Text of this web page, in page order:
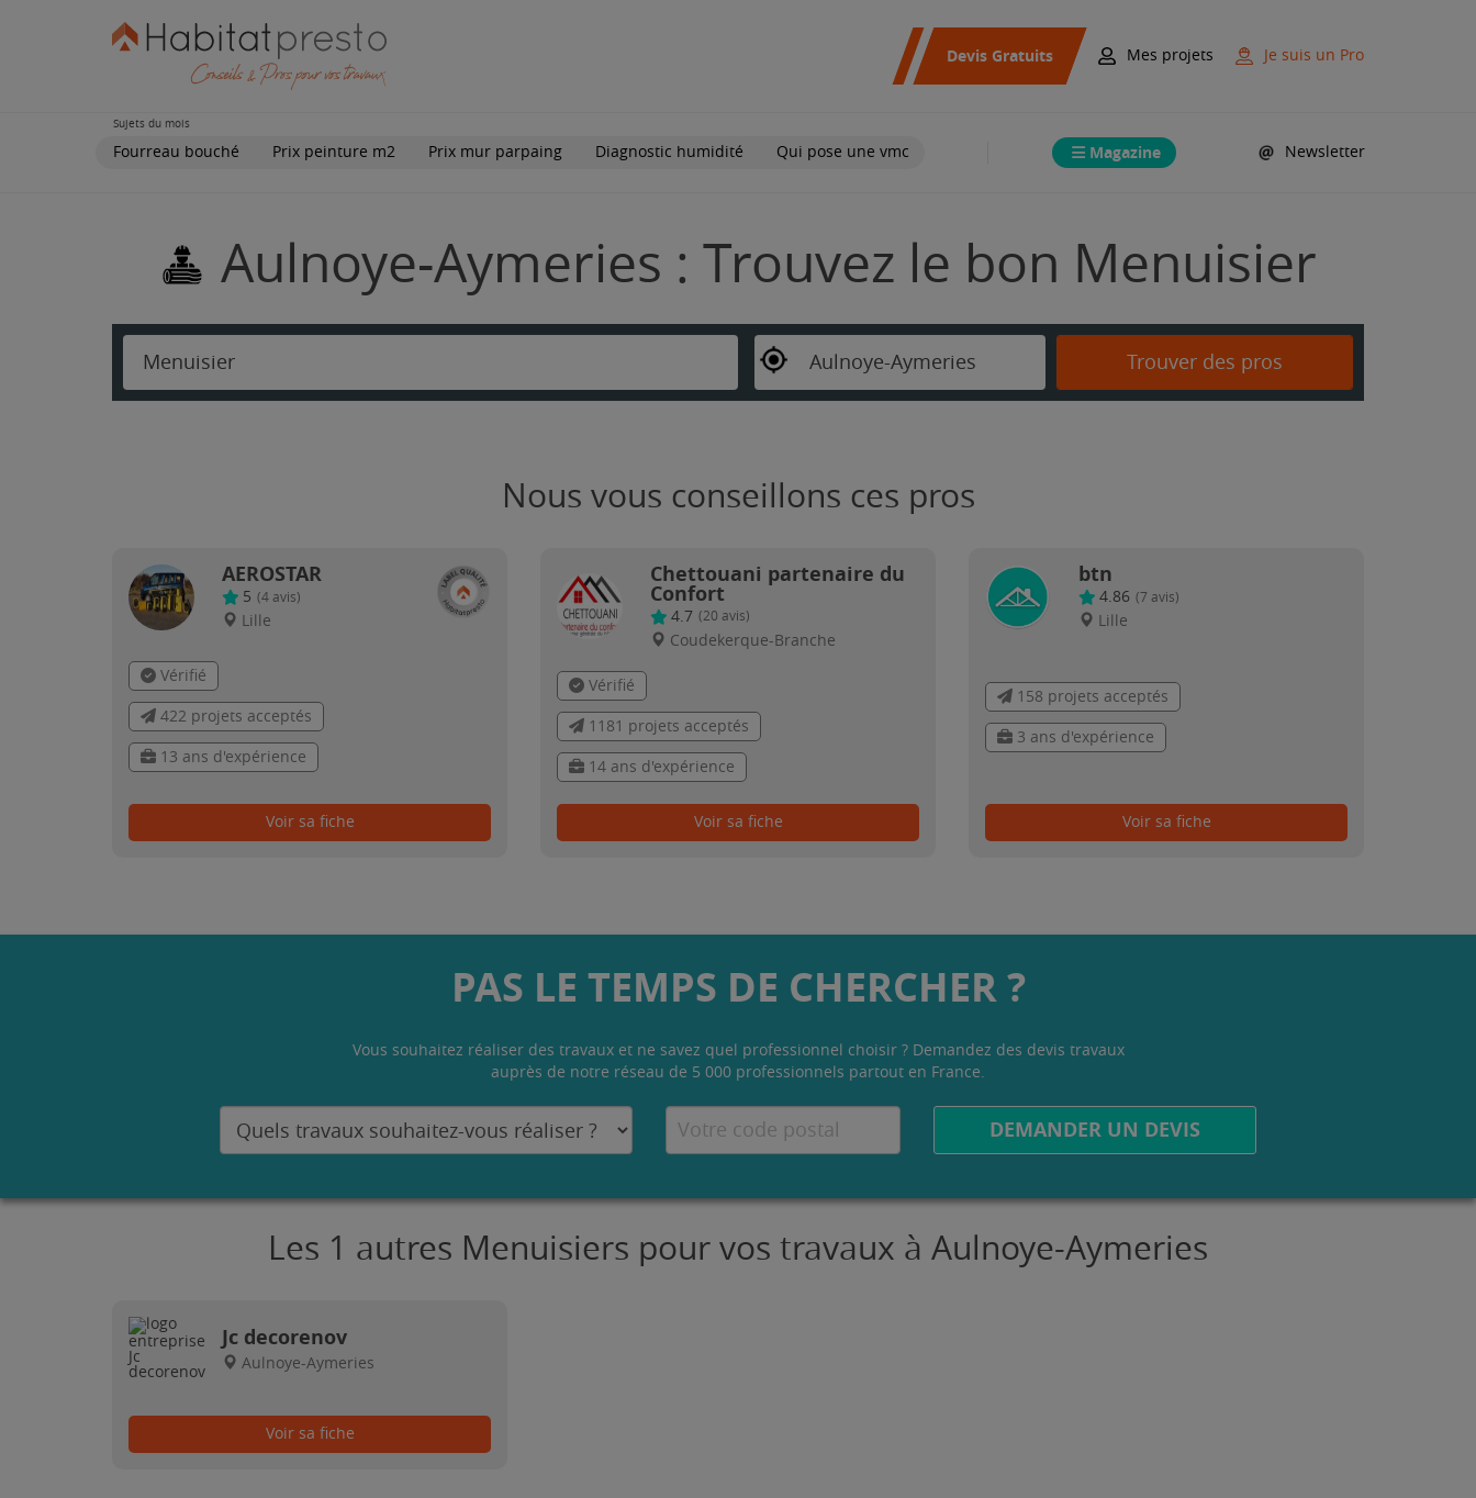
Devis Gratuits Mes projets Je suis un Pro
Sujets du mois
Fourreau bouché Prix peinture m2 Prix mur parpaing Diagnostic humidité Qui pose une vmc Magazine Newsletter
Aulnoye-Aymeries : Trouvez le bon Menuisier
Menuisier Aulnoye-Aymeries Trouver des pros
Nous vous conseillons ces pros
AEROSTAR
5 (4 avis)
Lille
Vérifié
422 projets acceptés
13 ans d'expérience
Voir sa fiche
Chettouani partenaire du
Confort
4.7 (20 avis)
Coudekerque-Branche
Vérifié
1181 projets acceptés
14 ans d'expérience
Voir sa fiche
btn
4.86 (7 avis)
Lille
158 projets acceptés
3 ans d'expérience
Voir sa fiche
PAS LE TEMPS DE CHERCHER ?
Vous souhaitez réaliser des travaux et ne savez quel professionnel choisir ? Demandez des devis travaux
auprès de notre réseau de 5 000 professionnels partout en France.
DEMANDER UN DEVIS
Les 1 autres Menuisiers pour vos travaux à Aulnoye-Aymeries
Jc decorenov
Aulnoye-Aymeries
Voir sa fiche